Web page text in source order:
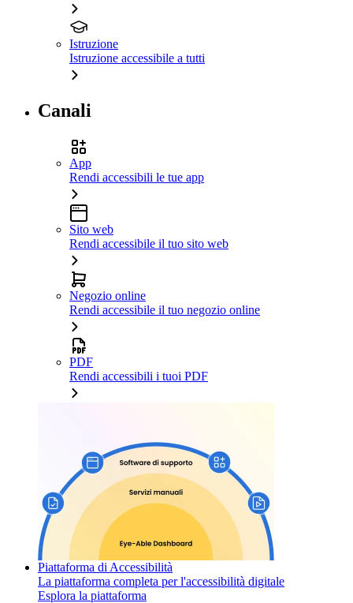
Istruzione
Istruzione accessibile a tutti
Canali
App
Rendi accessibili le tue app
Sito web
Rendi accessibile il tuo sito web
Negozio online
Rendi accessibile il tuo negozio online
PDF
Rendi accessibili i tuoi PDF
Piattaforma di Accessibilità
La piattaforma completa per l'accessibilità digitale
Esplora la piattaforma